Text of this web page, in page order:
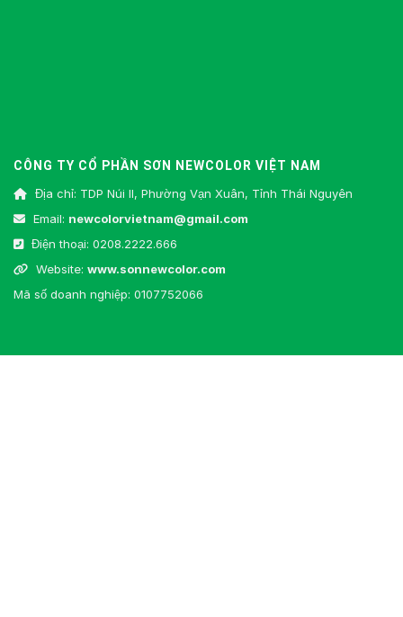
CÔNG TY CỔ PHẦN SƠN NEWCOLOR VIỆT NAM
Địa chỉ: TDP Núi II, Phường Vạn Xuân, Tỉnh Thái Nguyên
Email: newcolorvietnam@gmail.com
Điện thoại: 0208.2222.666
Website: www.sonnewcolor.com
Mã số doanh nghiệp: 0107752066